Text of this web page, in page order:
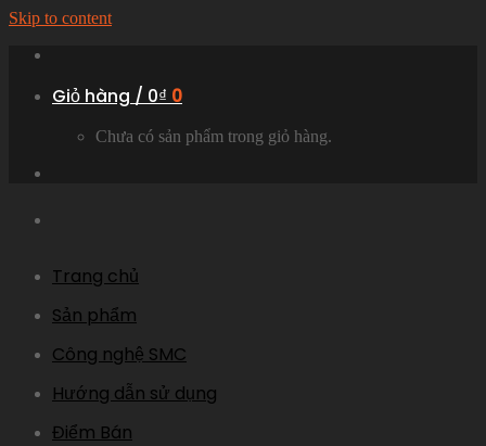
Skip to content
Giỏ hàng / 0₫ 0
Chưa có sản phẩm trong giỏ hàng.
Trang chủ
Sản phẩm
Công nghệ SMC
Hướng dẫn sử dụng
Điểm Bán